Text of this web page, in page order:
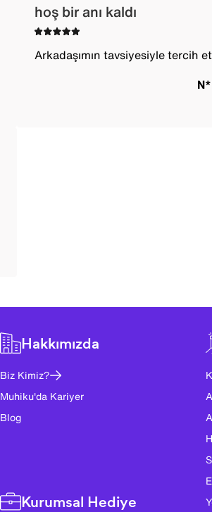
hoş bir anı kaldı
Arkadaşımın tavsiyesiyle tercih
Hakkımızda
Biz Kimiz?
Muhiku'da Kariyer
Blog
Kurumsal Hediye